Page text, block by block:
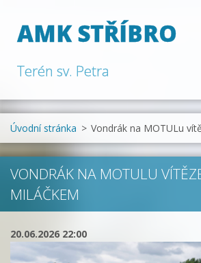
AMK STŘÍBRO
Terén sv. Petra
Úvodní stránka > Vondrák na MOTULu
VONDRÁK NA MOTULU
MILÁČKEM
20.06.2026 22:00